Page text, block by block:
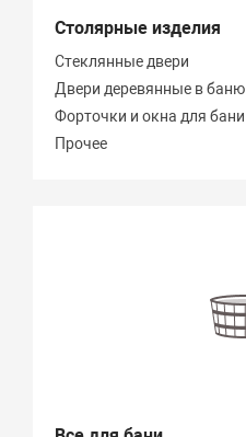
Столярные изделия
Стеклянные двери
Двери деревянные в баню
Форточки и окна для бани
Прочее